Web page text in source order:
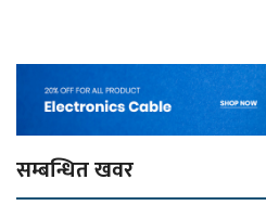
सम्बन्धित खवर